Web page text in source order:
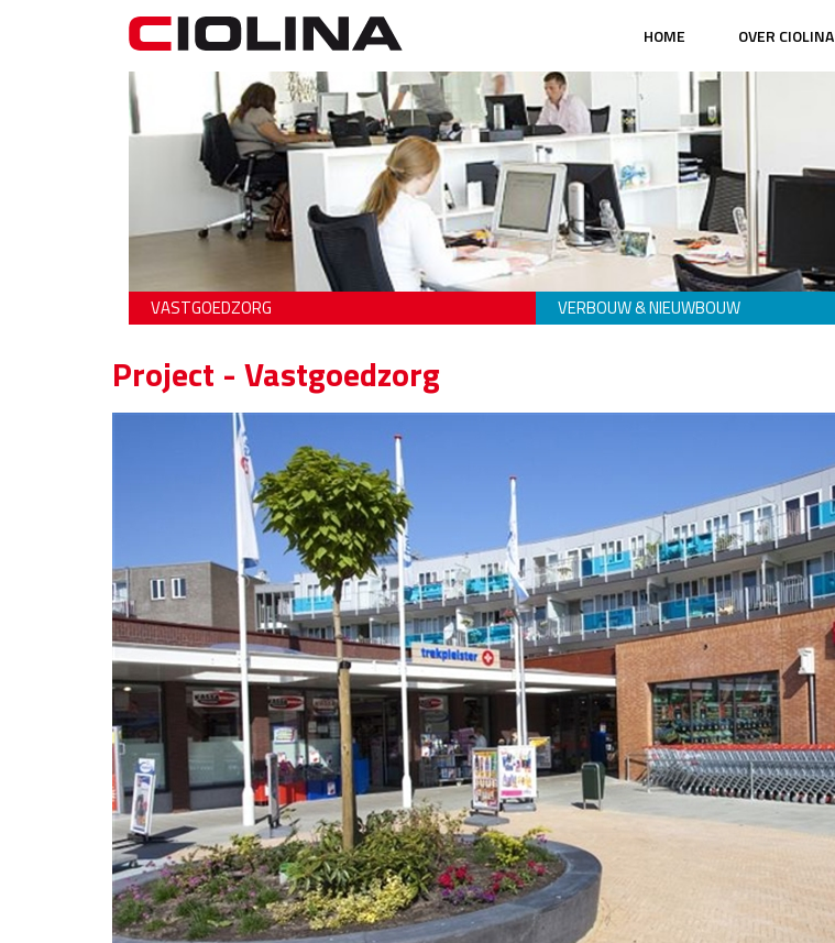
HOME OVER CIOLINA
VASTGOEDZORG VERBOUW & NIEUWBOUW
Project - Vastgoedzorg